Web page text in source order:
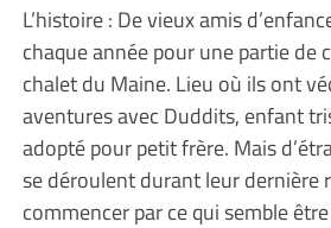
L’histoire : De vieux amis
chaque année pour une partie de
chalet du Maine. Lieu où ils ont
aventures avec Duddits, enfant
adopté pour petit frère. Mais
se déroulent durant leur dernière
commencer par ce qui semble